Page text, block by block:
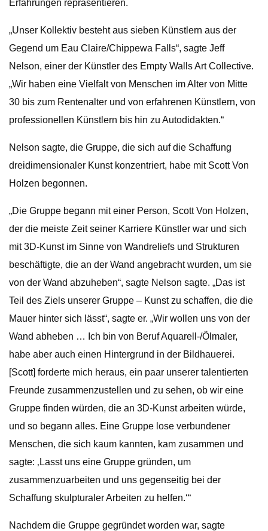
Erfahrungen repräsentieren.
„Unser Kollektiv besteht aus sieben Künstlern aus der
Gegend um Eau Claire/Chippewa Falls“, sagte Jeff
Nelson, einer der Künstler des Empty Walls Art Collective.
„Wir haben eine Vielfalt von Menschen im Alter von Mitte
30 bis zum Rentenalter und von erfahrenen Künstlern, von
professionellen Künstlern bis hin zu Autodidakten.“
Nelson sagte, die Gruppe, die sich auf die Schaffung
dreidimensionaler Kunst konzentriert, habe mit Scott Von
Holzen begonnen.
„Die Gruppe begann mit einer Person, Scott Von Holzen,
der die meiste Zeit seiner Karriere Künstler war und sich
mit 3D-Kunst im Sinne von Wandreliefs und Strukturen
beschäftigte, die an der Wand angebracht wurden, um sie
von der Wand abzuheben“, sagte Nelson sagte. „Das ist
Teil des Ziels unserer Gruppe – Kunst zu schaffen, die die
Mauer hinter sich lässt“, sagte er. „Wir wollen uns von der
Wand abheben … Ich bin von Beruf Aquarell-/Ölmaler,
habe aber auch einen Hintergrund in der Bildhauerei.
[Scott] forderte mich heraus, ein paar unserer talentierten
Freunde zusammenzustellen und zu sehen, ob wir eine
Gruppe finden würden, die an 3D-Kunst arbeiten würde,
und so begann alles. Eine Gruppe lose verbundener
Menschen, die sich kaum kannten, kam zusammen und
sagte: ‚Lasst uns eine Gruppe gründen, um
zusammenzuarbeiten und uns gegenseitig bei der
Schaffung skulpturaler Arbeiten zu helfen.‘“
Nachdem die Gruppe gegründet worden war, sagte